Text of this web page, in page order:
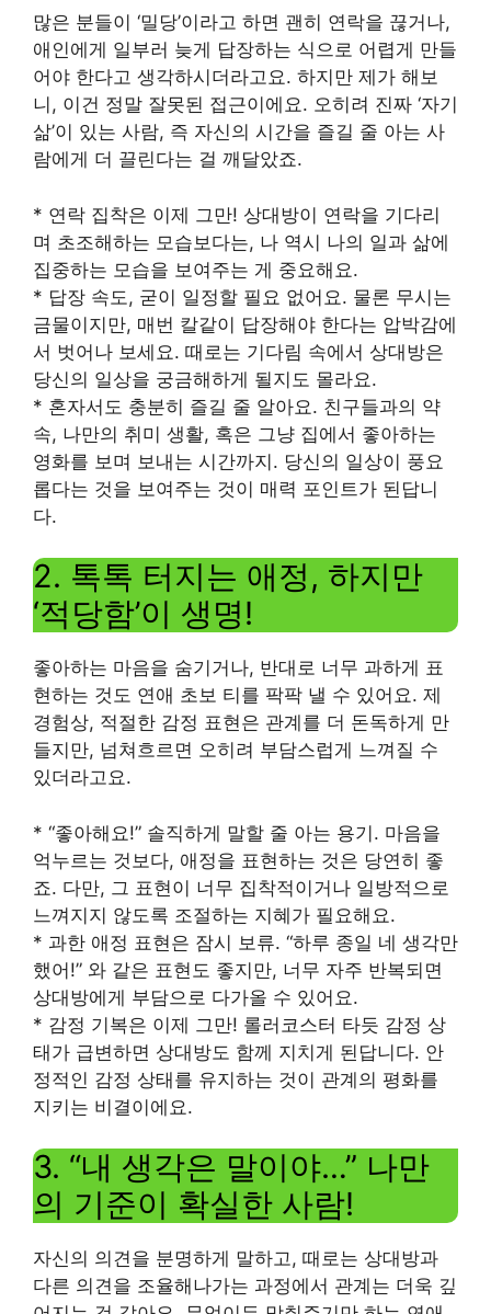
많은 분들이 ‘밀당’이라고 하면 괜히 연락을 끊거나,
애인에게 일부러 늦게 답장하는 식으로 어렵게 만들
어야 한다고 생각하시더라고요. 하지만 제가 해보
니, 이건 정말 잘못된 접근이에요. 오히려 진짜 ‘자기
삶’이 있는 사람, 즉 자신의 시간을 즐길 줄 아는 사
람에게 더 끌린다는 걸 깨달았죠.
* 연락 집착은 이제 그만! 상대방이 연락을 기다리
며 초조해하는 모습보다는, 나 역시 나의 일과 삶에
집중하는 모습을 보여주는 게 중요해요.
* 답장 속도, 굳이 일정할 필요 없어요. 물론 무시는
금물이지만, 매번 칼같이 답장해야 한다는 압박감에
서 벗어나 보세요. 때로는 기다림 속에서 상대방은
당신의 일상을 궁금해하게 될지도 몰라요.
* 혼자서도 충분히 즐길 줄 알아요. 친구들과의 약
속, 나만의 취미 생활, 혹은 그냥 집에서 좋아하는
영화를 보며 보내는 시간까지. 당신의 일상이 풍요
롭다는 것을 보여주는 것이 매력 포인트가 된답니
다.
2. 톡톡 터지는 애정, 하지만
‘적당함’이 생명!
좋아하는 마음을 숨기거나, 반대로 너무 과하게 표
현하는 것도 연애 초보 티를 팍팍 낼 수 있어요. 제
경험상, 적절한 감정 표현은 관계를 더 돈독하게 만
들지만, 넘쳐흐르면 오히려 부담스럽게 느껴질 수
있더라고요.
* “좋아해요!” 솔직하게 말할 줄 아는 용기. 마음을
억누르는 것보다, 애정을 표현하는 것은 당연히 좋
죠. 다만, 그 표현이 너무 집착적이거나 일방적으로
느껴지지 않도록 조절하는 지혜가 필요해요.
* 과한 애정 표현은 잠시 보류. “하루 종일 네 생각만
했어!” 와 같은 표현도 좋지만, 너무 자주 반복되면
상대방에게 부담으로 다가올 수 있어요.
* 감정 기복은 이제 그만! 롤러코스터 타듯 감정 상
태가 급변하면 상대방도 함께 지치게 된답니다. 안
정적인 감정 상태를 유지하는 것이 관계의 평화를
지키는 비결이에요.
3. “내 생각은 말이야…” 나만
의 기준이 확실한 사람!
자신의 의견을 분명하게 말하고, 때로는 상대방과
다른 의견을 조율해나가는 과정에서 관계는 더욱 깊